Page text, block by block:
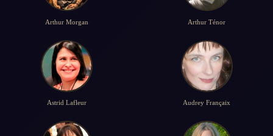
Arthur Morgan Arthur Ténor
Astrid Lafleur Audrey Françaix